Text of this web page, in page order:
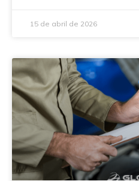
15 de abril de 2026